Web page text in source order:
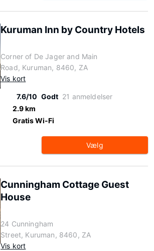
Kuruman Inn by Country Hotels
Corner of De Jager and Main
Road, Kuruman, 8460, ZA
Vis kort
7.6/10 Godt 21 anmeldelser
2.9 km
Gratis Wi-Fi
Vælg
Cunningham Cottage Guest
House
24 Cunningham
Street, Kuruman, 8460, ZA
Vis kort